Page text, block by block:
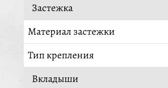
Застежка
Материал застежки
Тип крепления
Вкладыши